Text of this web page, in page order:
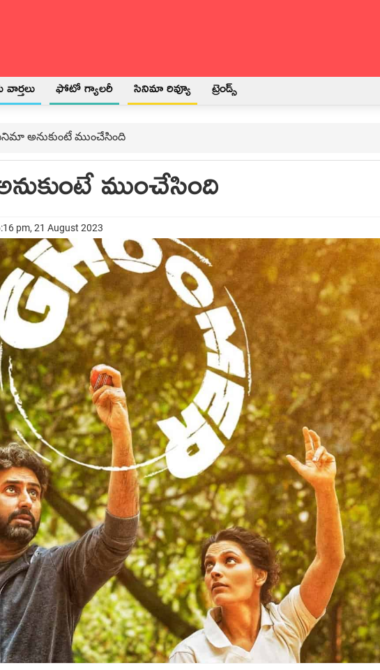
ఫోటో గ్యాలరీ సినిమా రివ్యూ ట్రెండ్స్
అనుకుంటే ముంచేసింది
ముంచేసింది
pm, 21 August 2023